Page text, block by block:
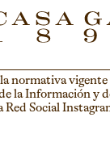
normativa
la Información y
Red Social